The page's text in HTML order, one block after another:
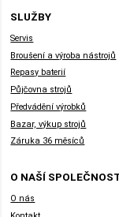
SLUŽBY
Servis
Broušení a výroba nástrojů
Repasy baterií
Půjčovna strojů
Předvádění výrobků
Bazar, výkup strojů
Záruka 36 měsíců
O NAŠÍ
O nás